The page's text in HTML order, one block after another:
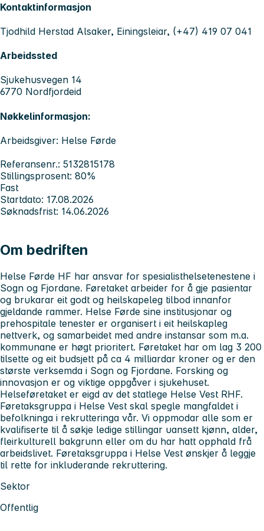
Kontaktinformasjon
Tjodhild Herstad Alsaker, Einingsleiar, (+47) 419 07 041
Arbeidssted
Sjukehusvegen 14
6770 Nordfjordeid
Nøkkelinformasjon:
Arbeidsgiver: Helse Førde
Referansenr.: 5132815178
Stillingsprosent: 80%
Fast
Startdato: 17.08.2026
Søknadsfrist: 14.06.2026
Om bedriften
Helse Førde HF har ansvar for spesialisthelsetenestene i
Sogn og Fjordane. Føretaket arbeider for å gje pasientar
og brukarar eit godt og heilskapeleg tilbod innanfor
gjeldande rammer. Helse Førde sine institusjonar og
prehospitale tenester er organisert i eit heilskapleg
nettverk, og samarbeidet med andre instansar som m.a.
kommunane er høgt prioritert. Føretaket har om lag 3 200
tilsette og eit budsjett på ca 4 milliardar kroner og er den
største verksemda i Sogn og Fjordane. Forsking og
innovasjon er og viktige oppgåver i sjukehuset.
Helseføretaket er eigd av det statlege Helse Vest RHF.
Føretaksgruppa i Helse Vest skal spegle mangfaldet i
befolkninga i rekrutteringa vår. Vi oppmodar alle som er
kvalifiserte til å søkje ledige stillingar uansett kjønn, alder,
fleirkulturell bakgrunn eller om du har hatt opphald frå
arbeidslivet. Føretaksgruppa i Helse Vest ønskjer å leggje
til rette for inkluderande rekruttering.
Sektor
Offentlig